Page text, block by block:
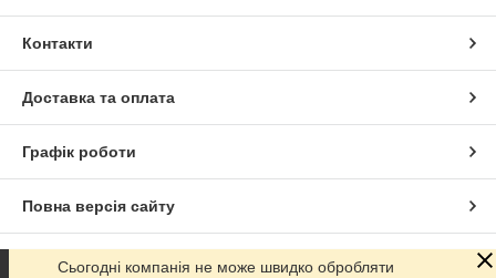
Контакти
Доставка та оплата
Графік роботи
Повна версія сайту
Сайт створено на маркетплейсіProm.ua
Сьогодні компанія не може швидко обробляти